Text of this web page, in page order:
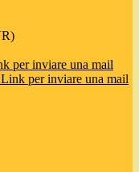
per inviare una mail
Link per inviare una mail